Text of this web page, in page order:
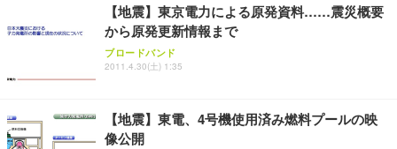
務用 おしゃれ パソコンチェア (ホワイト)
ANDWINT オフィスチェア デスクチェア 肘なし メ
ッシュ 通気性 ランバーサポート付き 腰サポート ガ
ス圧無段階昇降 360度回転 キャスター付き コンパク
【MiniLED/24.5inch/280Hz/FHD】GRAPHT THE S
HOOTER Gaming Monitor 24” Essential ゲーミン
グモニター QD 24.5インチ 1ms FHD 量子ドット 残
アイリスオーヤマ ペットシーツ 超厚型 お徳用 レギ
ュラー 200枚入【Amazon.co.jp限定】
【地震】東京電力による原発資料……震災概要
から原発更新情報まで
ブロードバンド
2011.4.30(土) 1:35
【地震】東電、4号機使用済み燃料プールの映
像公開